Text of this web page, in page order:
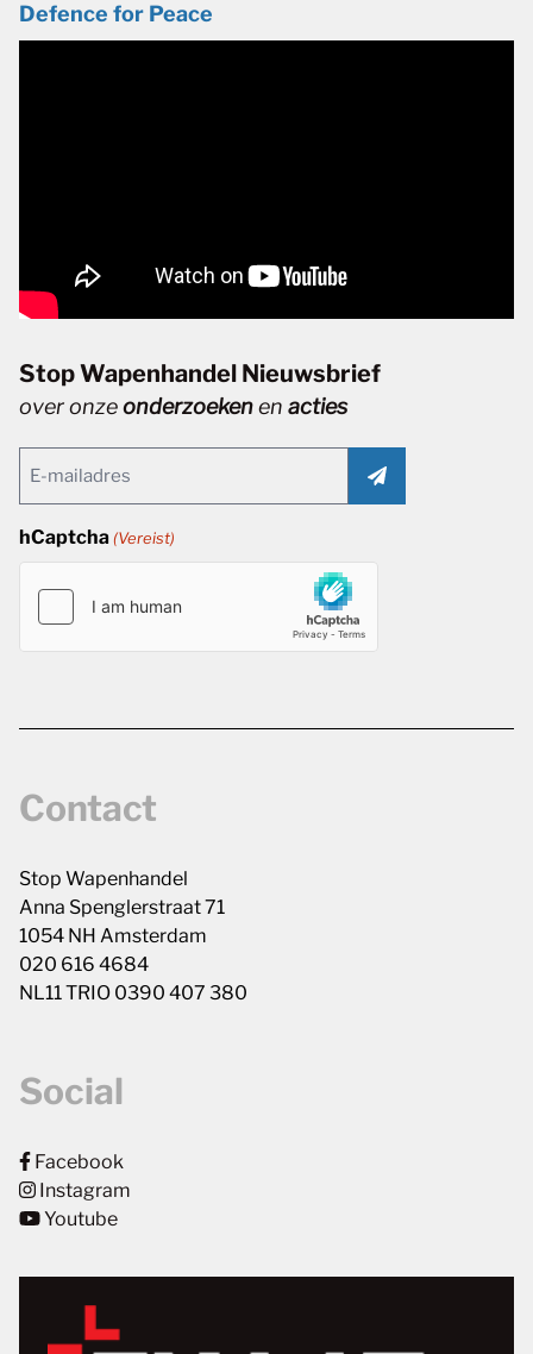
Defence for Peace
Stop Wapenhandel Nieuwsbrief
over onzeonderzoekenen acties
(Vereist)
hCaptcha (Vereist)
Contact
Stop Wapenhandel
Anna Spenglerstraat 71
1054 NH Amsterdam
020 616 4684
NL11 TRIO 0390 407 380
Social
Facebook
Instagram
Youtube